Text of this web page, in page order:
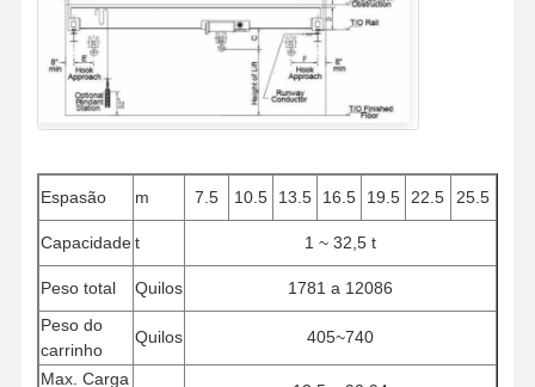
Espasão m 7.5 10.5 13.5 16.5 19.5 22.5 25.5
Capacidadet 1 ~ 32,5 t
Peso total Quilos
1781 a 12086
Peso do
carrinho
Quilos 405~740
Max. Carga